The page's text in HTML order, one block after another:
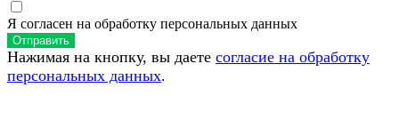
Я согласен на обработку персональных данных
Отправить
Нажимая на кнопку, вы даете согласие на обработку
персональных данных.